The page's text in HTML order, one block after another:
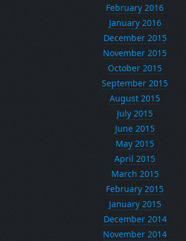
February 2016
January 2016
December 2015
November 2015
October 2015
September 2015
August 2015
July 2015
June 2015
May 2015
April 2015
March 2015
February 2015
January 2015
December 2014
November 2014